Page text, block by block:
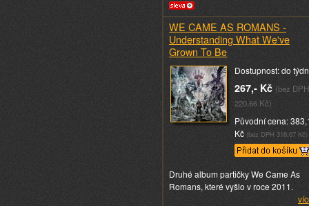
WE CAME AS ROMANS -
Understanding What We've
Grown To Be
Dostupnost: do
267,- Kč (bez DPH
220,66 Kč)
Původní cena:
Kč (bez DPH 316,67 Kč)
Druhé album partičky We Came As
Romans, které vyšlo v roce 2011.